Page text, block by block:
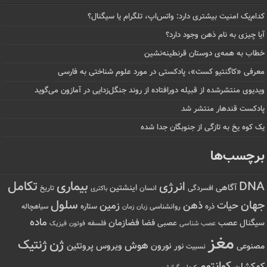
کدام‌یک امنیت بیشتری دارد: واتس‌اپ، تلگرام یا سیگنال؟
آیا چیزی به نام ذهن وجود دارد؟
خطاب به همه‌ی دوستان قرنطینه‌نشین
معرفی «کاگنتیو کست»، پادکستی در مورد علوم شناختی به فارسی
ویدیوی منتشرشده از قبیله دورافتاده‌ از روند جنگل‌زدایی در آمازون می‌گوید
پادکست قندهار منتشر شد
یک کوه یخ به تازگی از جنوبگان جدا شده
برچسب‌ها
DNA آگاهی افسردگی انرژی انسان اینشتین باکتری بیماری تاریخ تکامل
جهانحیات ذره ذهن روانشناسی زبان زمان زمین ستاره سلول سیاهچاله
سیگنال عصب عصب شناسی عصبی فضا فضازمان فلسفه فوتون فیزیک ماده
مصنوعی مغز نسبیت نور نورون هوش ویروس پروتئین ژنژنتیک